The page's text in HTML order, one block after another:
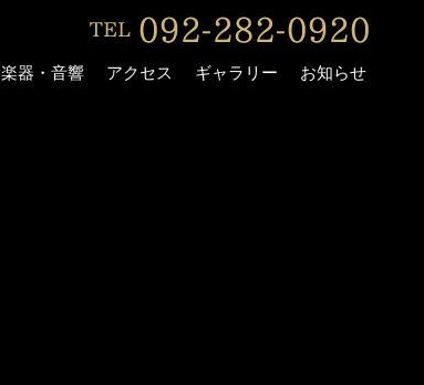
楽器・音響 アクセス ギャラリー お知らせ